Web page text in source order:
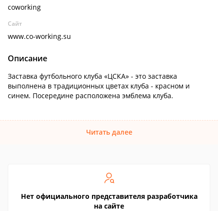
coworking
Сайт
www.co-working.su
Описание
Заставка футбольного клуба «ЦСКА» - это заставка
выполнена в традиционных цветах клуба - красном и
синем. Посередине расположена эмблема клуба.
Читать далее
Нет официального представителя разработчика
на сайте